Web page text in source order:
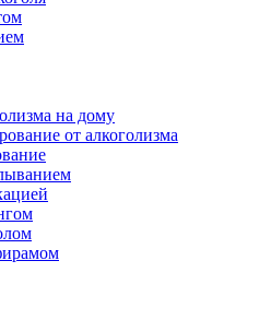
на дому
от алкоголизма